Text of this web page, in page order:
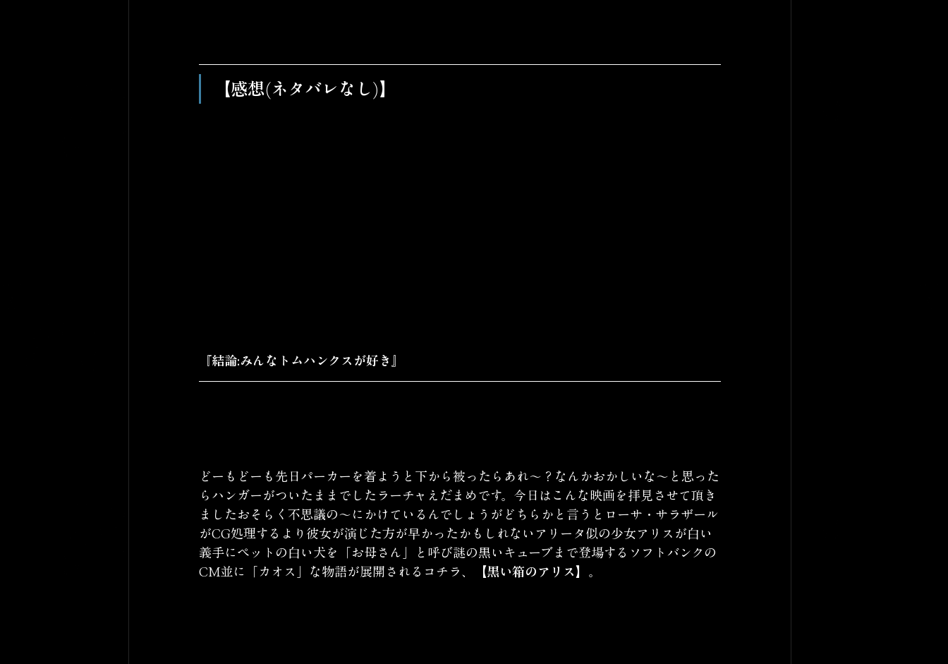
【感想(ネタバレなし)】
『結論:みんなトムハンクスが好き』
どーもどーも先日パーカーを着ようと下から被ったらあれ〜？なんかおかしいな〜と思った
らハンガーがついたままでしたラーチャえだまめです。今日はこんな映画を拝見させて頂き
ましたおそらく不思議の〜にかけているんでしょうがどちらかと言うとローサ・サラザール
がCG処理するより彼女が演じた方が早かったかもしれないアリータ似の少女アリスが白い
義手にペットの白い犬を「お母さん」と呼び謎の黒いキューブまで登場するソフトバンクの
CM並に「カオス」な物語が展開されるコチラ、
【黒い箱のアリス】 。